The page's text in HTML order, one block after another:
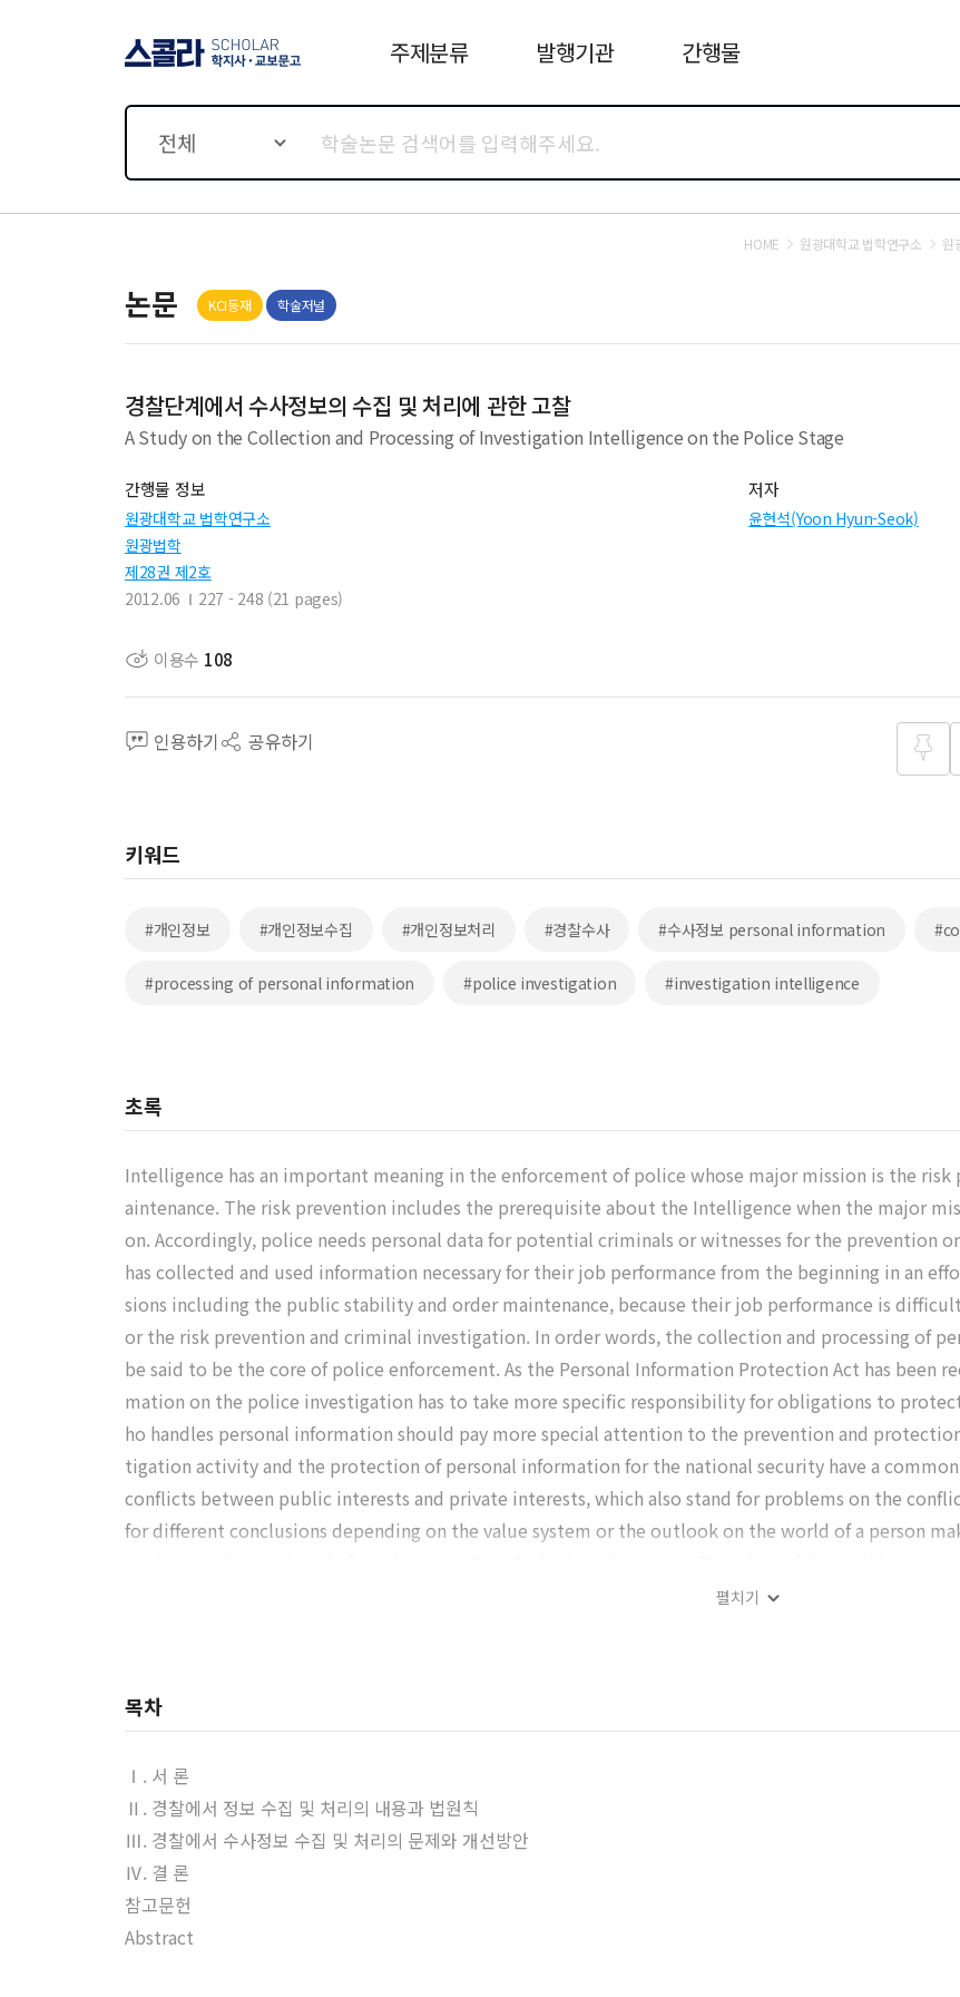
주제분류 발행기관 간행물
전체
HOME 원광대학교 법학연구소 원
논문 KCI등재 학술저널
경찰단계에서 수사정보의 수집 및 처리에 관한 고찰
A Study on the Collection and Processing of Investigation Intelligence on the Police Stage
간행물 정보
원광대학교 법학연구소
원광법학
제28권 제2호
2012.06
227 - 248 (21 pages)
저자
윤현석(Yoon Hyun-Seok)
이용수 108
인용하기 공유하기
키워드
#개인정보 #개인정보수집 #개인정보처리 #경찰수사 #수사정보 personal information
#processing of personal information #police investigation #investigation intelligence
초록
Intelligence has an important meaning in the enforcement of police whose major mission is the
aintenance. The risk prevention includes the prerequisite about the Intelligence when the major
on. Accordingly, police needs personal data for potential criminals or witnesses for the prevention
has collected and used information necessary for their job performance from the beginning in an
sions including the public stability and order maintenance, because their job performance is
or the risk prevention and criminal investigation. In order words, the collection and processing of
be said to be the core of police enforcement. As the Personal Information Protection Act has been
mation on the police investigation has to take more specific responsibility for obligations to
ho handles personal information should pay more special attention to the prevention and
tigation activity and the protection of personal information for the national security have a
conflicts between public interests and private interests, which also stand for problems on the
for different conclusions depending on the value system or the outlook on the world of a person
to interfere or the limit of the obligation not to interfere with regard to each basic right in solving
information on the police investigation, while learning the legal grounds and principles relating to
on by police.
펼치기
목차
Ⅰ. 서 론
Ⅱ. 경찰에서 정보 수집 및 처리의 내용과 법원칙
Ⅲ. 경찰에서 수사정보 수집 및 처리의 문제와 개선방안
Ⅳ. 결 론
참고문헌
Abstract